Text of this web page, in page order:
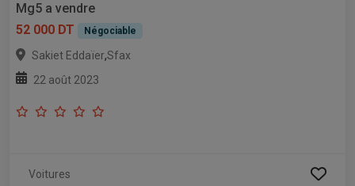
Mg5 a vendre
52 000 DT
Négociable
Sakiet Eddaïer,Sfax
22 août 2023
Voitures